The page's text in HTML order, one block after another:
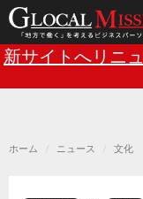
メ
イ
ン
移
動
Main
新サイトへリニ
ホーム ニュース 文化